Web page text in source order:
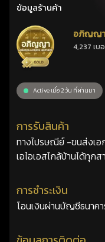
ข้อมูลร้านค้า
อภิญญา
เลขศาส
4,237 เบ
Active เมื่อ 2 วัน ที่ผ่านมา
การรับสินค้า
ทางไปรษณีย์ -ขนส่งเอ
เอไอเอสไกล้บ้านได้ทุกส
การชำระเงิน
โอนเงินผ่านบัญชีธนาค